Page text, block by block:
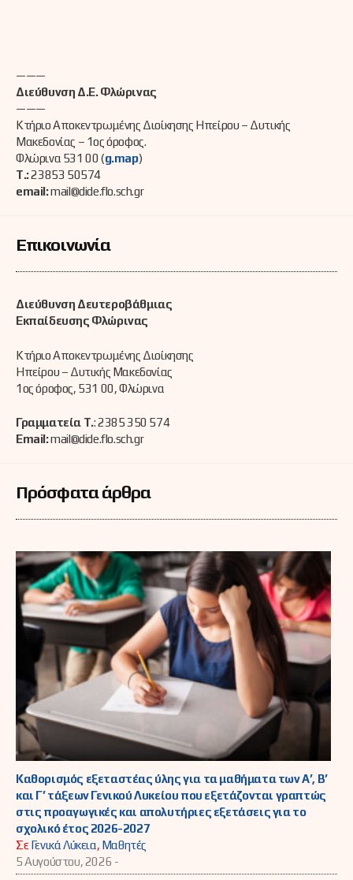
———
Διεύθυνση Δ.Ε. Φλώρινας
———
Κτήριο Αποκεντρωμένης Διοίκησης Ηπείρου – Δυτικής
Μακεδονίας – 1ος όροφος.
Φλώρινα 531 00 (g.map)
Τ.:23853 50574
email:mail@dide.flo.sch.gr
Επικοινωνία
Διεύθυνση Δευτεροβάθμιας
Εκπαίδευσης Φλώρινας
Κτήριο Αποκεντρωμένης Διοίκησης
Ηπείρου – Δυτικής Μακεδονίας
1ος όροφος, 531 00, Φλώρινα
Γραμματεία Τ.: 2385 350 574
Email:mail@dide.flo.sch.gr
Πρόσφατα άρθρα
Καθορισμός εξεταστέας ύλης για τα μαθήματα των Α’, Β’
και Γ’ τάξεων Γενικού Λυκείου που εξετάζονται γραπτώς
στις προαγωγικές και απολυτήριες εξετάσεις για το
σχολικό έτος 2026-2027
ΣεΓενικά Λύκεια, Μαθητές
5 Αυγούστου, 2026 -